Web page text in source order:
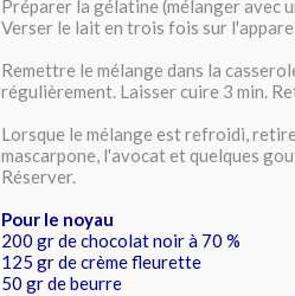
Préparer la gélatine (mélanger avec
Verser le lait en trois fois sur
Remettre le mélange dans la
régulièrement. Laisser cuire 3 min.
Lorsque le mélange est refroidi,
mascarpone, l'avocat et quelques
Réserver.
Pour le noyau
200 gr de chocolat noir à 70 %
125 gr de crème fleurette
50 gr de beurre